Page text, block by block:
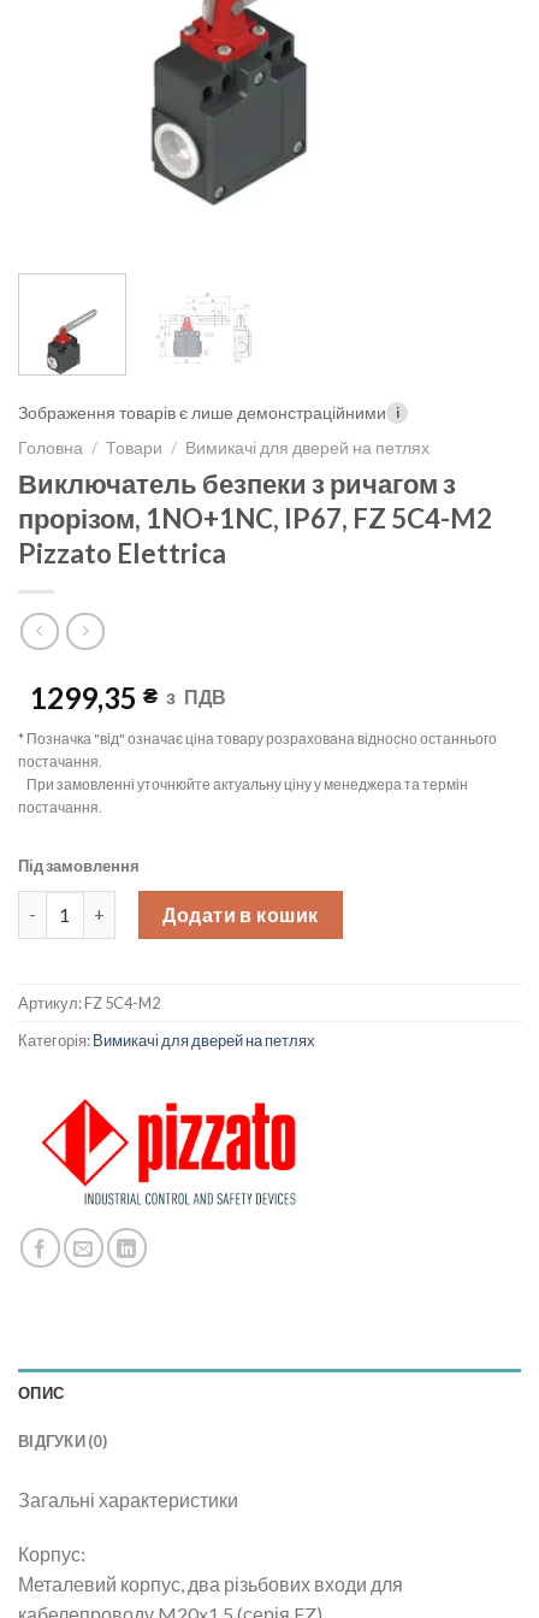
Зображення товарів є лише демонстраційними i
Головна / Товари / Вимикачі для дверей на петлях
Виключатель безпеки з ричагом з
прорізом, 1NO+1NC, IP67, FZ 5C4-M2
Pizzato Elettrica
1299,35 ₴ з ПДВ
* Позначка "від" означає ціна товару розрахована відносно останнього
постачання.
При замовленні уточнюйте актуальну ціну у менеджера та термін
постачання.
Під замовлення
Виключатель безпеки з ричагом з прорізом, 1NO+1NC, IP67,
Додати в кошик
Артикул:FZ 5C4-M2
Категорія:Вимикачі для дверей на петлях
ОПИС
ВІДГУКИ (0)
Загальні характеристики
Корпус:
Металевий корпус, два різьбових входи для